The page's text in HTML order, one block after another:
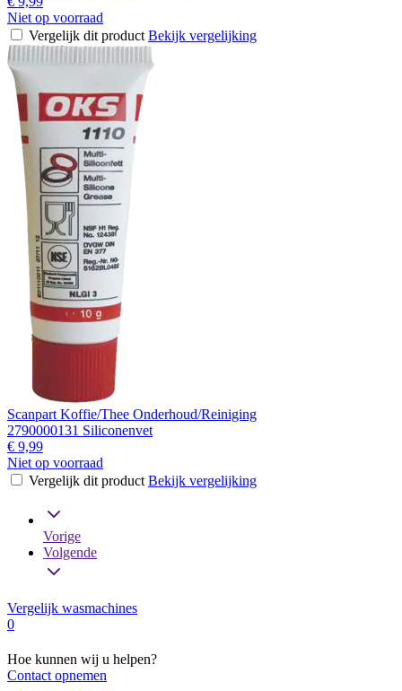
Niet op voorraad
Vergelijk dit product Bekijk vergelijking
Scanpart Koffie/Thee Onderhoud/Reiniging
2790000131 Siliconenvet
€ 9,99
Niet op voorraad
Vergelijk dit product Bekijk vergelijking
Vorige
Volgende
Vergelijk wasmachines
0
Hoe kunnen wij u helpen?
Contact opnemen